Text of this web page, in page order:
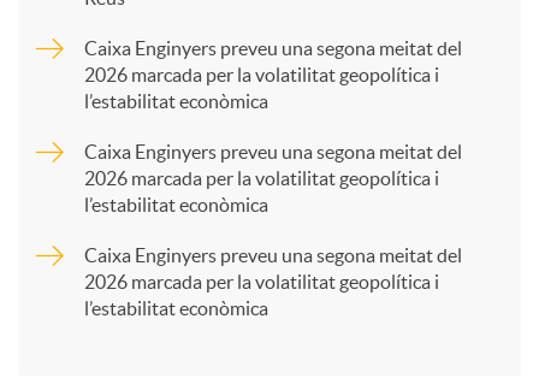
a
Caixa Enginyers preveu una segona meitat del
2026 marcada per la volatilitat geopolítica i
l’estabilitat econòmica
Caixa Enginyers preveu una segona meitat del
2026 marcada per la volatilitat geopolítica i
l’estabilitat econòmica
Caixa Enginyers preveu una segona meitat del
2026 marcada per la volatilitat geopolítica i
l’estabilitat econòmica